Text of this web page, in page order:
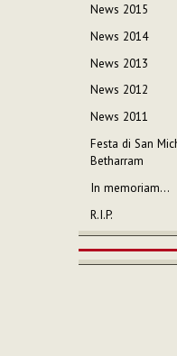
News 2015
News 2014
News 2013
News 2012
News 2011
Festa di San
Betharram
In memoriam…
R.I.P.